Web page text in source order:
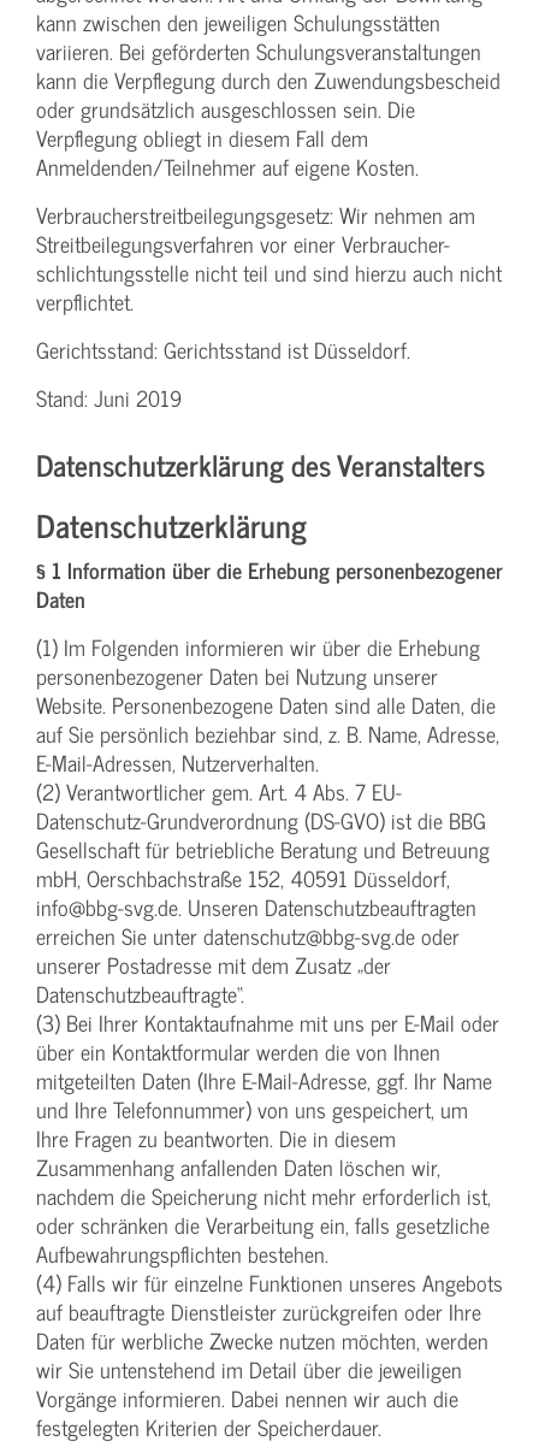
kann zwischen den jeweiligen Schulungsstätten
variieren. Bei geförderten Schulungs­veranstaltungen
kann die Verpflegung durch den Zuwendungs­bescheid
oder grundsätzlich ausgeschlossen sein. Die
Verpflegung obliegt in diesem Fall dem
Anmeldenden/­Teilnehmer auf eigene Kosten.
Verbraucher­streitbeilegungs­gesetz: Wir nehmen am
Streit­beilegungs­verfahren vor einer Verbraucher­
schlichtungs­stelle nicht teil und sind hierzu auch nicht
verpflichtet.
Gerichtsstand: Gerichtsstand ist Düsseldorf.
Stand: Juni 2019
Datenschutzerklärung des Veranstalters
Datenschutzerklärung
§ 1 Information über die Erhebung personenbezogener
Daten
(1) Im Folgenden informieren wir über die Erhebung
personenbezogener Daten bei Nutzung unserer
Website. Personenbezogene Daten sind alle Daten, die
auf Sie persönlich beziehbar sind, z. B. Name, Adresse,
E-Mail-Adressen, Nutzerverhalten.
(2) Verantwortlicher gem. Art. 4 Abs. 7 EU-
Datenschutz-Grundverordnung (DS-GVO) ist die BBG
Gesellschaft für betriebliche Beratung und Betreuung
mbH, Oerschbachstraße 152, 40591 Düsseldorf,
info@bbg-svg.de. Unseren Datenschutzbeauftragten
erreichen Sie unter datenschutz@bbg-svg.de oder
unserer Postadresse mit dem Zusatz „der
Datenschutzbeauftragte“.
(3) Bei Ihrer Kontaktaufnahme mit uns per E-Mail oder
über ein Kontaktformular werden die von Ihnen
mitgeteilten Daten (Ihre E-Mail-Adresse, ggf. Ihr Name
und Ihre Telefonnummer) von uns gespeichert, um
Ihre Fragen zu beantworten. Die in diesem
Zusammenhang anfallenden Daten löschen wir,
nachdem die Speicherung nicht mehr erforderlich ist,
oder schränken die Verarbeitung ein, falls gesetzliche
Aufbewahrungspflichten bestehen.
(4) Falls wir für einzelne Funktionen unseres Angebots
auf beauftragte Dienstleister zurückgreifen oder Ihre
Daten für werbliche Zwecke nutzen möchten, werden
wir Sie untenstehend im Detail über die jeweiligen
Vorgänge informieren. Dabei nennen wir auch die
festgelegten Kriterien der Speicherdauer.